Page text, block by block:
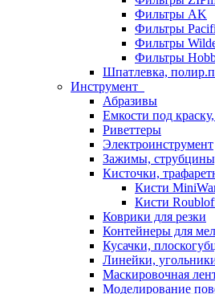
Фильтры AK
Фильтры
Фильтры
Фильтры
Шпатлевка,
Инструмент
Абразивы
Емкости под
Риветтеры
Электроинструмент
Зажимы,
Кисточки,
Кисти
Кисти
Коврики для резки
Контейнеры для
Кусачки,
Линейки,
Маскировочная
Моделирование